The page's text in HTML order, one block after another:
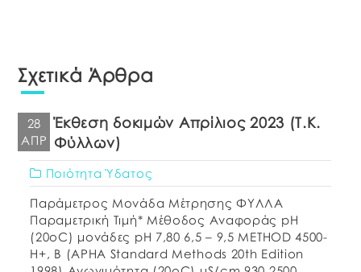
Σχετικά Άρθρα
28
ΑΠΡ
Έκθεση δοκιμών Απρίλιος 2023 (Τ.Κ.
Φύλλων)
Ποιότητα Ύδατος
Παράμετρος Μονάδα Μέτρησης ΦΥΛΛΑ
Παραμετρική Τιμή* Μέθοδος Αναφοράς pH
(20oC) μονάδες pH 7,80 6,5 – 9,5 METHOD 4500-
H+, B (APHA Standard Methods 20th Edition